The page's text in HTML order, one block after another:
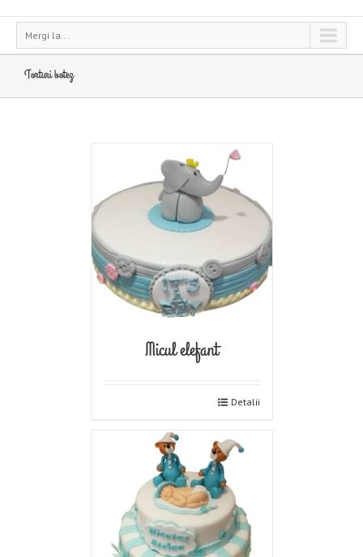
Mergi la...
Torturi botez
Micul elefant
Detalii